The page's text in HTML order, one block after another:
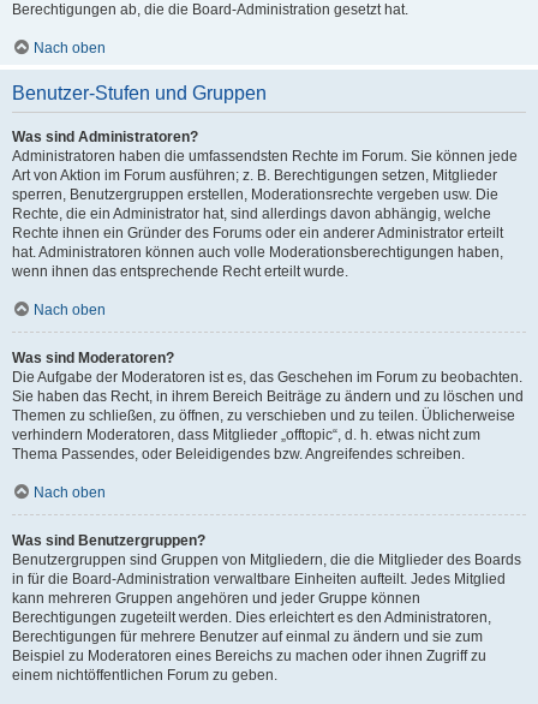
Berechtigungen ab, die die Board-Administration gesetzt hat.
Nach oben
Benutzer-Stufen und Gruppen
Was sind Administratoren?
Administratoren haben die umfassendsten Rechte im Forum. Sie können jede
Art von Aktion im Forum ausführen; z. B. Berechtigungen setzen, Mitglieder
sperren, Benutzergruppen erstellen, Moderationsrechte vergeben usw. Die
Rechte, die ein Administrator hat, sind allerdings davon abhängig, welche
Rechte ihnen ein Gründer des Forums oder ein anderer Administrator erteilt
hat. Administratoren können auch volle Moderationsberechtigungen haben,
wenn ihnen das entsprechende Recht erteilt wurde.
Nach oben
Was sind Moderatoren?
Die Aufgabe der Moderatoren ist es, das Geschehen im Forum zu beobachten.
Sie haben das Recht, in ihrem Bereich Beiträge zu ändern und zu löschen und
Themen zu schließen, zu öffnen, zu verschieben und zu teilen. Üblicherweise
verhindern Moderatoren, dass Mitglieder „offtopic“, d. h. etwas nicht zum
Thema Passendes, oder Beleidigendes bzw. Angreifendes schreiben.
Nach oben
Was sind Benutzergruppen?
Benutzergruppen sind Gruppen von Mitgliedern, die die Mitglieder des Boards
in für die Board-Administration verwaltbare Einheiten aufteilt. Jedes Mitglied
kann mehreren Gruppen angehören und jeder Gruppe können
Berechtigungen zugeteilt werden. Dies erleichtert es den Administratoren,
Berechtigungen für mehrere Benutzer auf einmal zu ändern und sie zum
Beispiel zu Moderatoren eines Bereichs zu machen oder ihnen Zugriff zu
einem nichtöffentlichen Forum zu geben.